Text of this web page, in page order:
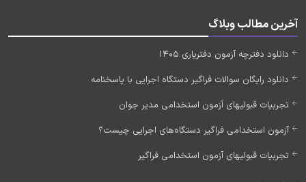
آخرین مطالب وبلاگ
دانلود دفترچه آزمون دفتریاری 1405
دانلود رایگان سوالات فراگیر دستگاه اجرایی با پاسخنامه
تجربیات قبولیهای آزمون استخدامی مدیر جوان
آزمون استخدامی فراگیر دستگاه‌های اجرایی چیست؟
تجربیات قبولیهای آزمون استخدامی فراگیر